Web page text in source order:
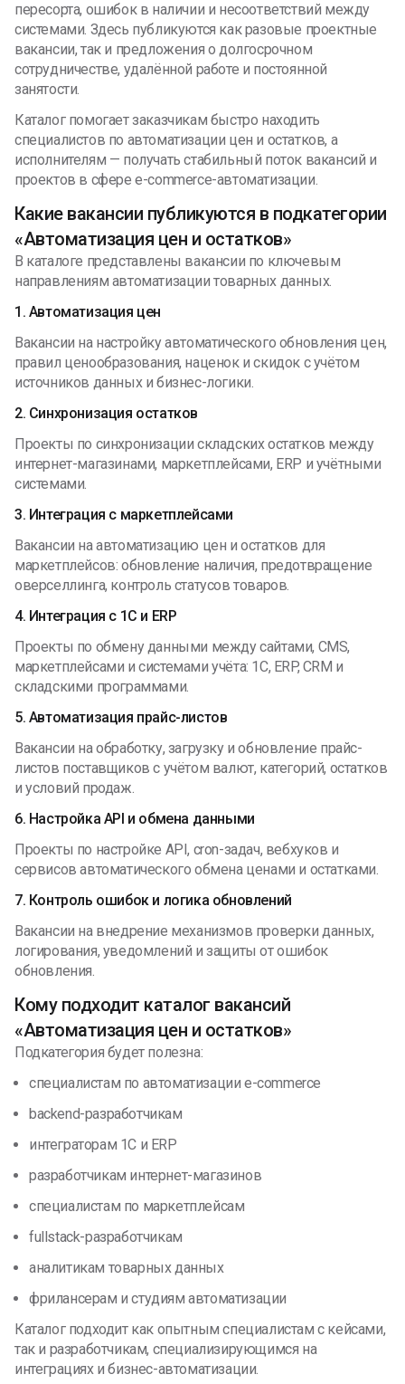
пересорта, ошибок в наличии и несоответствий между
системами. Здесь публикуются как разовые проектные
вакансии, так и предложения о долгосрочном
сотрудничестве, удалённой работе и постоянной
занятости.
Каталог помогает заказчикам быстро находить
специалистов по автоматизации цен и остатков, а
исполнителям — получать стабильный поток вакансий и
проектов в сфере e-commerce-автоматизации.
Какие вакансии публикуются в подкатегории
«Автоматизация цен и остатков»
В каталоге представлены вакансии по ключевым
направлениям автоматизации товарных данных.
1. Автоматизация цен
Вакансии на настройку автоматического обновления цен,
правил ценообразования, наценок и скидок с учётом
источников данных и бизнес-логики.
2. Синхронизация остатков
Проекты по синхронизации складских остатков между
интернет-магазинами, маркетплейсами, ERP и учётными
системами.
3. Интеграция с маркетплейсами
Вакансии на автоматизацию цен и остатков для
маркетплейсов: обновление наличия, предотвращение
оверселлинга, контроль статусов товаров.
4. Интеграция с 1С и ERP
Проекты по обмену данными между сайтами, CMS,
маркетплейсами и системами учёта: 1С, ERP, CRM и
складскими программами.
5. Автоматизация прайс-листов
Вакансии на обработку, загрузку и обновление прайс-
листов поставщиков с учётом валют, категорий, остатков
и условий продаж.
6. Настройка API и обмена данными
Проекты по настройке API, cron-задач, вебхуков и
сервисов автоматического обмена ценами и остатками.
7. Контроль ошибок и логика обновлений
Вакансии на внедрение механизмов проверки данных,
логирования, уведомлений и защиты от ошибок
обновления.
Кому подходит каталог вакансий
«Автоматизация цен и остатков»
Подкатегория будет полезна:
специалистам по автоматизации e-commerce
backend-разработчикам
интеграторам 1С и ERP
разработчикам интернет-магазинов
специалистам по маркетплейсам
fullstack-разработчикам
аналитикам товарных данных
фрилансерам и студиям автоматизации
Каталог подходит как опытным специалистам с кейсами,
так и разработчикам, специализирующимся на
интеграциях и бизнес-автоматизации.